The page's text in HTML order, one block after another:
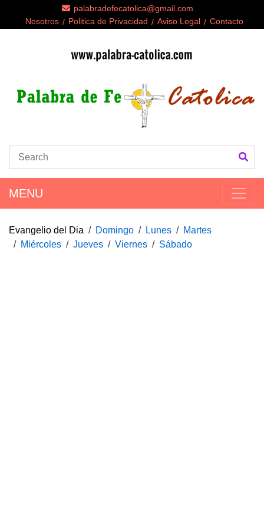
palabradefecatolica@gmail.com
Nosotros
Politica de Privacidad Aviso Legal Contacto
MENU
Evangelio del Dia Domingo Lunes
Martes
Miércoles
Jueves Viernes Sábado